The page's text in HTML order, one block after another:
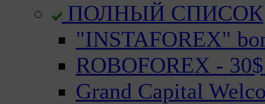
ПОЛНЫЙ СПИСОК
"INSTAFOREX"
ROBOFOREX -
Grand Capital